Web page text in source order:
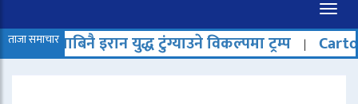
ताजा समाचार
युद्ध टुंग्याउने विकल्पमा ट्रम्प | Cartoon